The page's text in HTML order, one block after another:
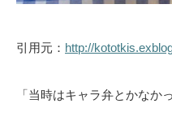
引用元： http://
「当時はキャラ弁とかなか